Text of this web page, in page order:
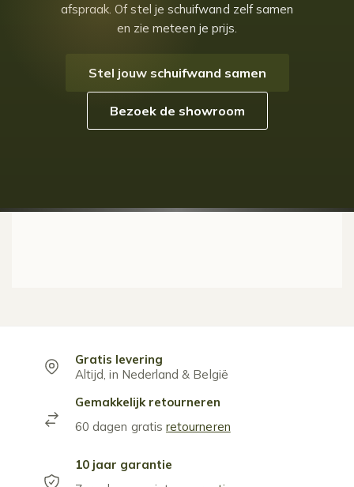
afspraak. Of stel je schuifwand zelf samen
en zie meteen je prijs.
Stel jouw schuifwand samen
Bezoek de showroom
Gratis levering
Altijd, in Nederland & België
Gemakkelijk retourneren
60 dagen gratisretourneren
10 jaar garantie